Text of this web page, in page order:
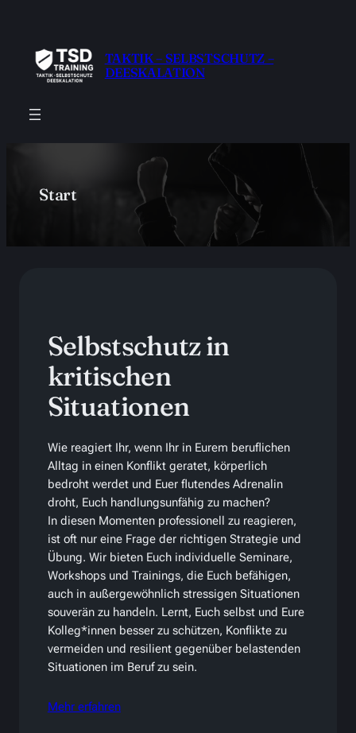
springen
TAKTIK – SELBSTSCHUTZ –
DEESKALATION
Start
Selbstschutz in
kritischen
Situationen
Wie reagiert Ihr, wenn Ihr in Eurem beruflichen
Alltag in einen Konflikt geratet, körperlich
bedroht werdet und Euer flutendes Adrenalin
droht, Euch handlungsunfähig zu machen?
In diesen Momenten professionell zu reagieren,
ist oft nur eine Frage der richtigen Strategie und
Übung. Wir bieten Euch individuelle Seminare,
Workshops und Trainings, die Euch befähigen,
auch in außergewöhnlich stressigen Situationen
souverän zu handeln. Lernt, Euch selbst und Eure
Kolleg*innen besser zu schützen, Konflikte zu
vermeiden und resilient gegenüber belastenden
Situationen im Beruf zu sein.
Mehr erfahren